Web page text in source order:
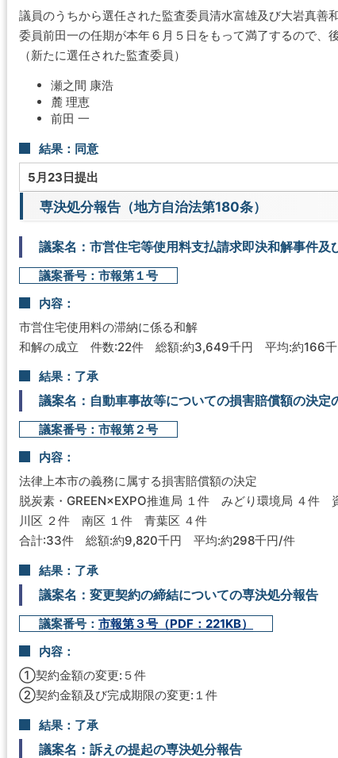
議員のうちから選任された監査委員清水富雄及び大岩真
委員前田一の任期が本年６月５日をもって満了するので、
（新たに選任された監査委員）
瀬之間 康浩
麓 理恵
前田 一
結果：同意
5月23日提出
専決処分報告（地方自治法第180条）
議案名：市営住宅等使用料支払請求即決和解事件
議案番号：市報第１号
内容：
市営住宅使用料の滞納に係る和解
和解の成立 件数:22件 総額:約3,649千円 平均:約166
結果：了承
議案名：自動車事故等についての損害賠償額の決定
議案番号：市報第２号
内容：
法律上本市の義務に属する損害賠償額の決定
脱炭素・GREEN×EXPO推進局 １件 みどり環境局 ４
川区 ２件 南区 １件 青葉区 ４件
合計:33件 総額:約9,820千円 平均:約298千円/件
結果：了承
議案名：変更契約の締結についての専決処分報告
議案番号： 市報第３号（PDF：221KB）
内容：
①契約金額の変更:５件
②契約金額及び完成期限の変更:１件
結果：了承
議案名：訴えの提起の専決処分報告